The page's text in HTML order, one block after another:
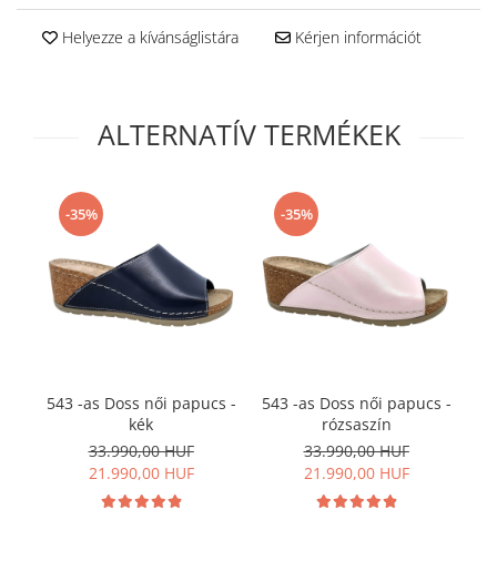
Helyezze a kívánságlistára Kérjen információt
ALTERNATÍV TERMÉKEK
-35%
543 -as Doss női papucs -
kék
33.990,00 HUF
21.990,00 HUF
-35%
543 -as Doss női papucs -
rózsaszín
33.990,00 HUF
21.990,00 HUF